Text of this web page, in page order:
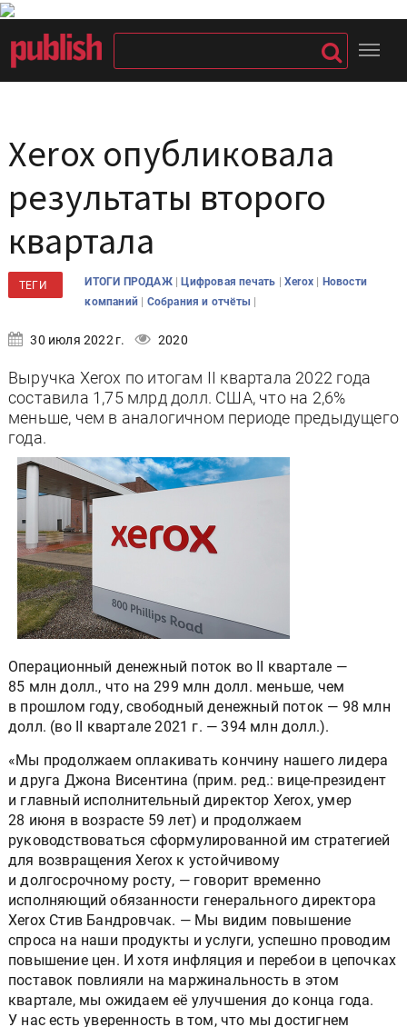
Xerox опубликовала
результаты второго
квартала
ТЕГИ ИТОГИ ПРОДАЖ |Цифровая печать |Xerox | Новости
компаний | Собрания и отчёты |
30 июля 2022 г. 2020
Выручка Xerox по итогам II квартала 2022 года
составила 1,75 млрд долл. США, что на 2,6%
меньше, чем в аналогичном периоде предыдущего
года.
Операционный денежный поток во II квартале —
85 млн долл., что на 299 млн долл. меньше, чем
в прошлом году, свободный денежный поток — 98 млн
долл. (во II квартале 2021 г. — 394 млн долл.).
«Мы продолжаем оплакивать кончину нашего лидера
и друга Джона Висентина (прим. ред.: вице-президент
и главный исполнительный директор Xerox, умер
28 июня в возрасте 59 лет) и продолжаем
руководствоваться сформулированной им стратегией
для возвращения Xerox к устойчивому
и долгосрочному росту, — говорит временно
исполняющий обязанности генерального директора
Xerox Стив Бандровчак. — Мы видим повышение
спроса на наши продукты и услуги, успешно проводим
повышение цен. И хотя инфляция и перебои в цепочках
поставок повлияли на маржинальность в этом
квартале, мы ожидаем её улучшения до конца года.
У нас есть уверенность в том, что мы достигнем